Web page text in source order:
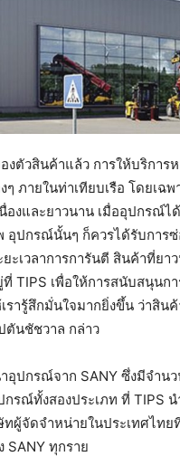
ตัวสินค้าแล้ว การให้บริการ
ๆ ภายในท่าเทียบเรือ โดยเ
องและยาวนาน เมื่ออุปกรณ์
อุปกรณ์นั้นๆ ก็ควรได้รับการ
ะเวลาการการันตี สินค้าที่ย
TIPS เพื่อให้การสนับสนุน
ารู้สึกมั่นใจมากยิ่งขึ้น ว่าสิน
ตันชัชวาล กล่าว
อุปกรณ์จาก SANY ซึ่งมีจำน
กรณ์ทั้งสองประเภท ที่ TIPS
ผู้จัดจำหน่ายในประเทศไท
SANY ทุกราย